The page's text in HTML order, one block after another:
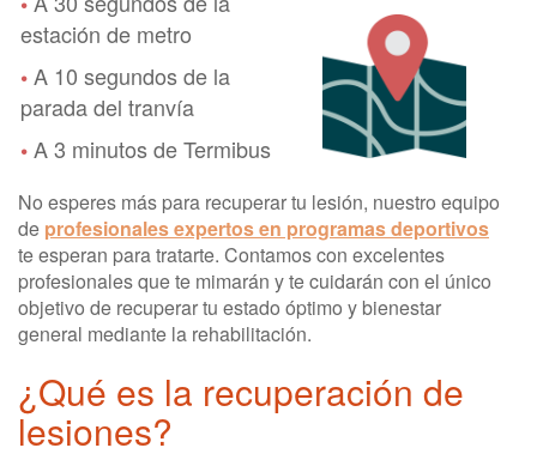
estación de metro
•A 10 segundos de la
parada del tranvía
•A 3 minutos de Termibus
No esperes más para recuperar tu lesión, nuestro equipo
de profesionales expertos en programas deportivos
te esperan para tratarte. Contamos con excelentes
profesionales que te mimarán y te cuidarán con el único
objetivo de recuperar tu estado óptimo y bienestar
general mediante la rehabilitación.
¿Qué es la recuperación de
lesiones?